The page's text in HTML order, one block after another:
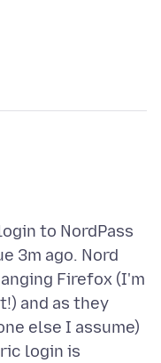
to NordPass
3m ago. Nord
Firefox (I'm
and as they
else I assume)
login is